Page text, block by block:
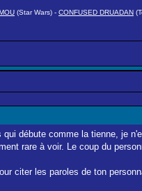
(Star Wars) - CONFUSED DRUADAN
débute comme la tienne, je
rare à voir. Le coup du
citer les paroles de ton